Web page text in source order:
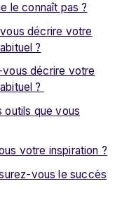
le connaît pas ?
décrire votre
?
vous décrire votre
?
outils que vous
votre inspiration ?
vous le succès